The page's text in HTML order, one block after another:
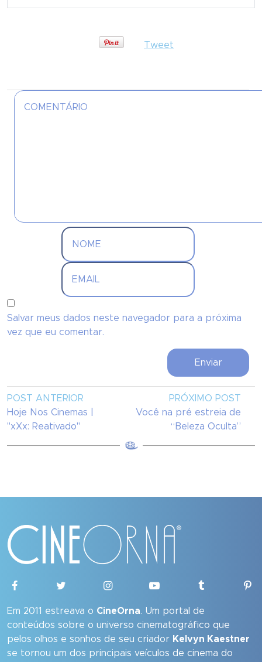
Tweet
Salvar meus dados neste navegador para a próxima
vez que eu comentar.
POST ANTERIOR
Hoje Nos Cinemas |
"xXx: Reativado"
PRÓXIMO POST
Você na pré estreia de
“Beleza Oculta”
Em 2011 estreava o CineOrna. Um portal de
conteúdos sobre o universo cinematográfico que
pelos olhos e sonhos de seu criador Kelvyn Kaestner
se tornou um dos principais veículos de cinema do